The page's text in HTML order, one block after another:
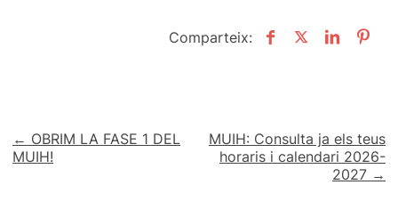
Comparteix:
Navegació
d'entrades
← OBRIM LA FASE 1 DEL
MUIH!
MUIH: Consulta ja els teus
horaris i calendari 2026-
2027 →